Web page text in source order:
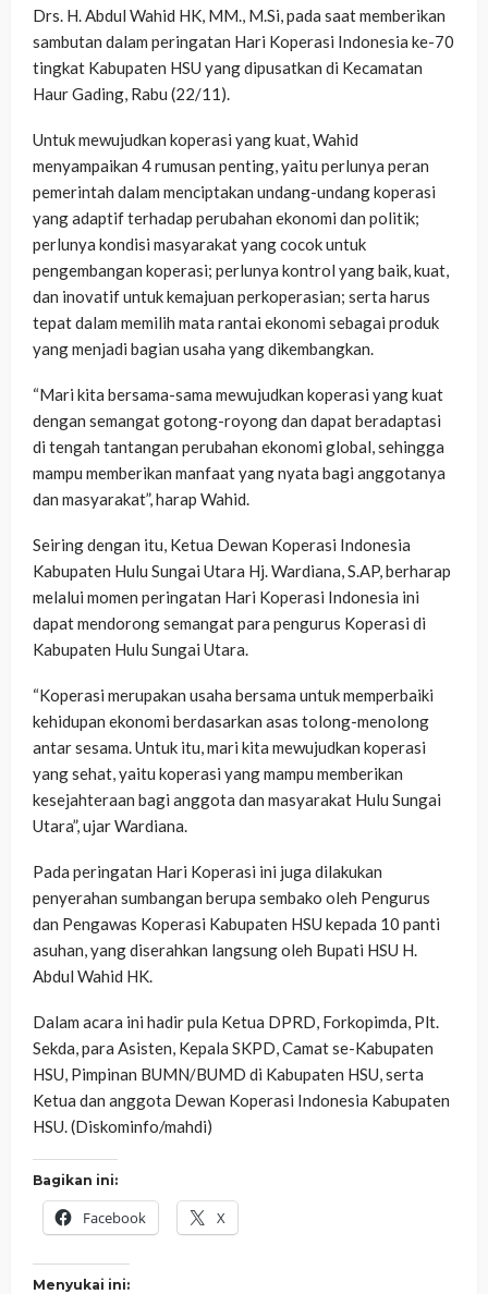
Drs. H. Abdul Wahid HK, MM., M.Si, pada saat memberikan
sambutan dalam peringatan Hari Koperasi Indonesia ke-70
tingkat Kabupaten HSU yang dipusatkan di Kecamatan
Haur Gading, Rabu (22/11).
Untuk mewujudkan koperasi yang kuat, Wahid
menyampaikan 4 rumusan penting, yaitu perlunya peran
pemerintah dalam menciptakan undang-undang koperasi
yang adaptif terhadap perubahan ekonomi dan politik;
perlunya kondisi masyarakat yang cocok untuk
pengembangan koperasi; perlunya kontrol yang baik, kuat,
dan inovatif untuk kemajuan perkoperasian; serta harus
tepat dalam memilih mata rantai ekonomi sebagai produk
yang menjadi bagian usaha yang dikembangkan.
“Mari kita bersama-sama mewujudkan koperasi yang kuat
dengan semangat gotong-royong dan dapat beradaptasi
di tengah tantangan perubahan ekonomi global, sehingga
mampu memberikan manfaat yang nyata bagi anggotanya
dan masyarakat”, harap Wahid.
Seiring dengan itu, Ketua Dewan Koperasi Indonesia
Kabupaten Hulu Sungai Utara Hj. Wardiana, S.AP, berharap
melalui momen peringatan Hari Koperasi Indonesia ini
dapat mendorong semangat para pengurus Koperasi di
Kabupaten Hulu Sungai Utara.
“Koperasi merupakan usaha bersama untuk memperbaiki
kehidupan ekonomi berdasarkan asas tolong-menolong
antar sesama. Untuk itu, mari kita mewujudkan koperasi
yang sehat, yaitu koperasi yang mampu memberikan
kesejahteraan bagi anggota dan masyarakat Hulu Sungai
Utara”, ujar Wardiana.
Pada peringatan Hari Koperasi ini juga dilakukan
penyerahan sumbangan berupa sembako oleh Pengurus
dan Pengawas Koperasi Kabupaten HSU kepada 10 panti
asuhan, yang diserahkan langsung oleh Bupati HSU H.
Abdul Wahid HK.
Dalam acara ini hadir pula Ketua DPRD, Forkopimda, Plt.
Sekda, para Asisten, Kepala SKPD, Camat se-Kabupaten
HSU, Pimpinan BUMN/BUMD di Kabupaten HSU, serta
Ketua dan anggota Dewan Koperasi Indonesia Kabupaten
HSU. (Diskominfo/mahdi)
Bagikan ini:
Facebook X
Menyukai ini: